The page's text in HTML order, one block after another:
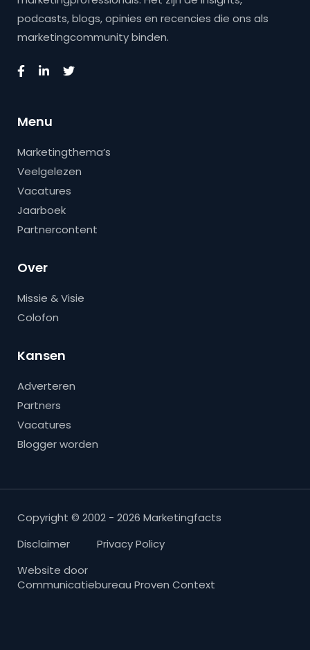
podcasts, blogs, opinies en recencies die ons als
marketingcommunity binden.
Menu
Marketingthema’s
Veelgelezen
Vacatures
Jaarboek
Partnercontent
Over
Missie & Visie
Colofon
Kansen
Adverteren
Partners
Vacatures
Blogger worden
Copyright © 2002 - 2026 Marketingfacts
Disclaimer
Privacy Policy
Website door
Communicatiebureau Proven Context